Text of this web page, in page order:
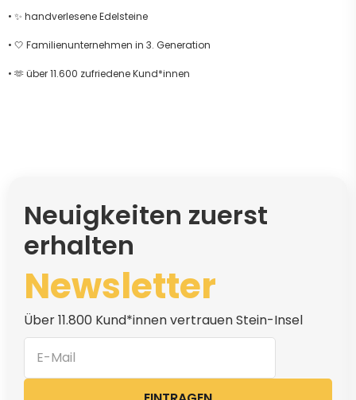
• ✨ handverlesene Edelsteine
• 🤍 Familienunternehmen in 3. Generation
• 🫶 über 11.600 zufriedene Kund*innen
Neuigkeiten zuerst
erhalten
Newsletter
Über 11.800 Kund*innen vertrauen Stein-Insel